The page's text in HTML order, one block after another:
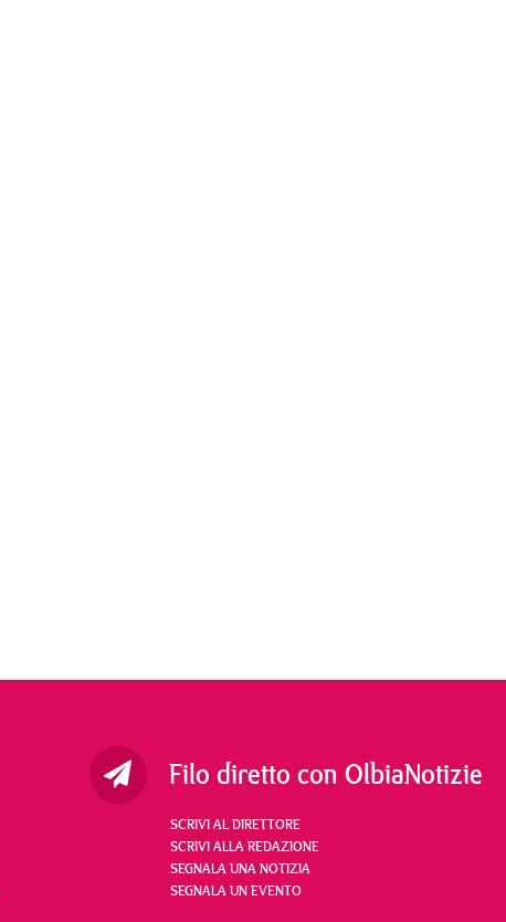
Filo diretto con OlbiaNotizie
SCRIVI AL DIRETTORE
SCRIVI ALLA REDAZIONE
SEGNALA UNA NOTIZIA
SEGNALA UN EVENTO